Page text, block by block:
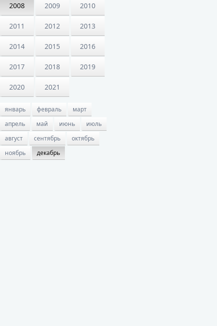
2008 2009 2010
2011 2012 2013
2014 2015 2016
2017 2018 2019
2020 2021
январь февраль
март
апрель
май июнь
июль
август
сентябрь
октябрь
ноябрь
декабрь